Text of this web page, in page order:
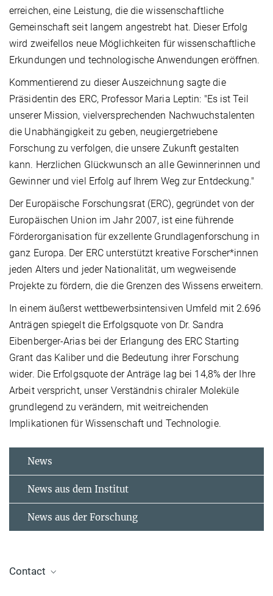
erreichen, eine Leistung, die die wissenschaftliche
Gemeinschaft seit langem angestrebt hat. Dieser Erfolg
wird zweifellos neue Möglichkeiten für wissenschaftliche
Erkundungen und technologische Anwendungen eröffnen.
Kommentierend zu dieser Auszeichnung sagte die
Präsidentin des ERC, Professor Maria Leptin: "Es ist Teil
unserer Mission, vielversprechenden Nachwuchstalenten
die Unabhängigkeit zu geben, neugiergetriebene
Forschung zu verfolgen, die unsere Zukunft gestalten
kann. Herzlichen Glückwunsch an alle Gewinnerinnen und
Gewinner und viel Erfolg auf Ihrem Weg zur Entdeckung."
Der Europäische Forschungsrat (ERC), gegründet von der
Europäischen Union im Jahr 2007, ist eine führende
Förderorganisation für exzellente Grundlagenforschung in
ganz Europa. Der ERC unterstützt kreative Forscher*innen
jeden Alters und jeder Nationalität, um wegweisende
Projekte zu fördern, die die Grenzen des Wissens erweitern.
In einem äußerst wettbewerbsintensiven Umfeld mit 2.696
Anträgen spiegelt die Erfolgsquote von Dr. Sandra
Eibenberger-Arias bei der Erlangung des ERC Starting
Grant das Kaliber und die Bedeutung ihrer Forschung
wider. Die Erfolgsquote der Anträge lag bei 14,8% der Ihre
Arbeit verspricht, unser Verständnis chiraler Moleküle
grundlegend zu verändern, mit weitreichenden
Implikationen für Wissenschaft und Technologie.
News
News aus dem Institut
News aus der Forschung
Contact